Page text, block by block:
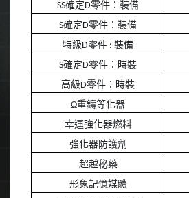
SS確定D零件：裝備
S確定D零件：裝備
特級D零件 :裝備
S確定D零件：時裝
高級D零件：時裝
Ω重鑄等化器
幸運強化器燃料
強化器防護劑
超越秘藥
形象記憶媒體